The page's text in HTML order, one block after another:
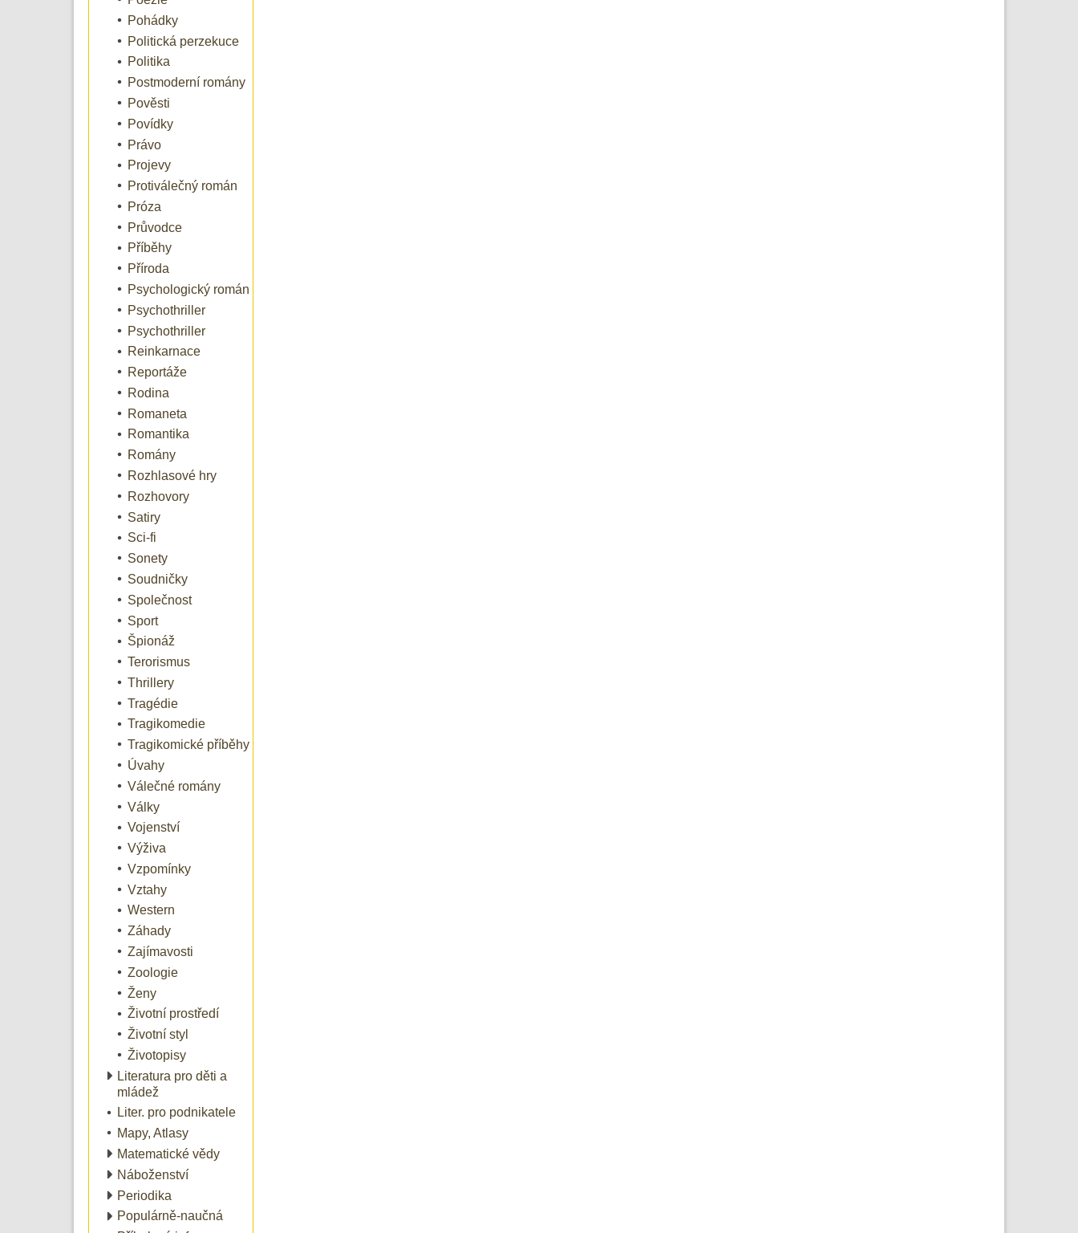
Pohádky
Politická perzekuce
Politika
Postmoderní romány
Pověsti
Povídky
Právo
Projevy
Protiválečný román
Próza
Průvodce
Příběhy
Příroda
Psychologický román
Psychothriller
Psychothriller
Reinkarnace
Reportáže
Rodina
Romaneta
Romantika
Romány
Rozhlasové hry
Rozhovory
Satiry
Sci-fi
Sonety
Soudničky
Společnost
Sport
Špionáž
Terorismus
Thrillery
Tragédie
Tragikomedie
Tragikomické příběhy
Úvahy
Válečné romány
Války
Vojenství
Výživa
Vzpomínky
Vztahy
Western
Záhady
Zajímavosti
Zoologie
Ženy
Životní prostředí
Životní styl
Životopisy
Literatura pro děti a
mládež
Liter. pro podnikatele
Mapy, Atlasy
Matematické vědy
Náboženství
Periodika
Populárně-naučná